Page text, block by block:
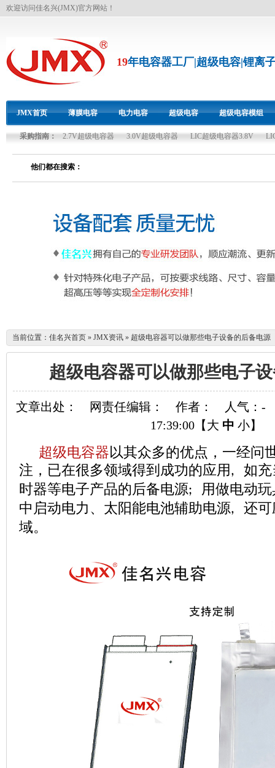
欢迎访问佳名兴(JMX)官方网站！
19年电容器工厂|超级电容|锂离
JMX首页 薄膜电容 电力电容 超级电容 超级电容模组
双碳资源
采购指南： 2.7V超级电容器 3.0V超级电容器 LIC超级电容器3.8V
他们都在搜索：
当前位置： 佳名兴首页 » JMX资讯 » 超级电容器可以做那些电子设备的后备电源
超级电容器可以做那些电子
文章出处： 网责任编辑： 作者： 人气： -
17:39:00【大 中 小】
超级电容器以其众多的优点，一经问
注，已在很多领域得到成功的应用, 如
时器等电子产品的后备电源; 用做电动
中启动电力、太阳能电池辅助电源, 还
域。